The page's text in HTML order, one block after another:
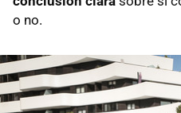
o no.